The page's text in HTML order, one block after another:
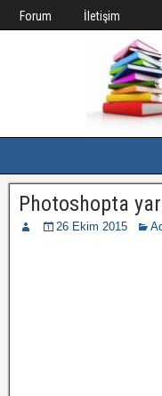
Forum İletişim
Photoshopta
26 Ekim 2015